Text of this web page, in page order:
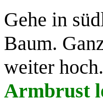
Gehe in
Baum.
weiter
Armbrust